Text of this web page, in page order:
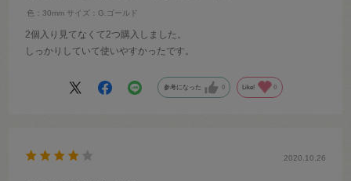
色：30mm サイズ：G.ゴールド
2個入り見てなくて2つ購入しました。
しっかりしていて使いやすかったです。
参考になった 0 Like! 0
2020.10.26